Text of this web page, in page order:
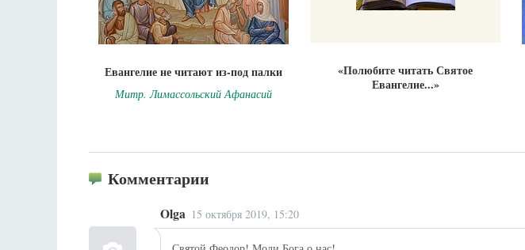
Евангелие не читают из-под палки
Митр. Лимассольский Афанасий
«Полюбите читать Святое
Евангелие...»
Комментарии
Olga 15 октября 2019, 15:20